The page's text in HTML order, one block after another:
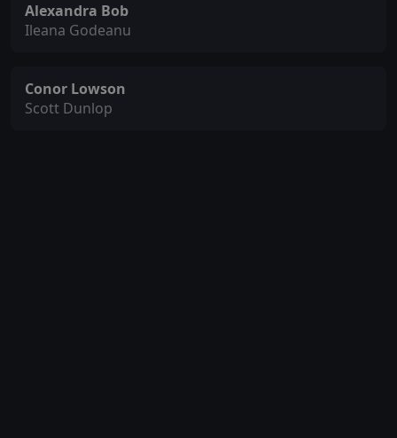
Alexandra Bob
Ileana Godeanu
Conor Lowson
Scott Dunlop